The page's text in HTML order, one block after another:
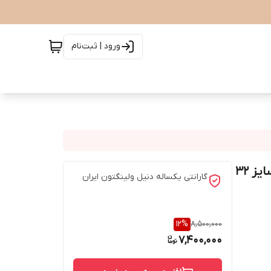
ورود | ثبت‌نام
ساعت دنیل ولینگتون مدل ICONIC LINK CERAMIC - سایز ۳۲
گارانتی یکساله دنیل ولینگتون ایران
8,500,000
12%
7,400,000